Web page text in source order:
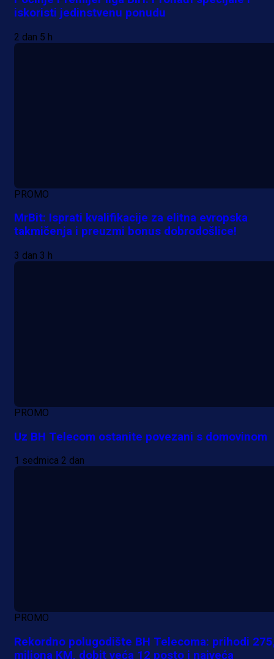
iskoristi jedinstvenu ponudu
2 dan 5 h
PROMO
MrBit: Isprati kvalifikacije za elitna evropska
takmičenja i preuzmi bonus dobrodošlice!
3 dan 3 h
PROMO
Uz BH Telecom ostanite povezani s domovinom
1 sedmica 2 dan
PROMO
Rekordno polugodište BH Telecoma: prihodi
miliona KM, dobit veća 12 posto i najveća